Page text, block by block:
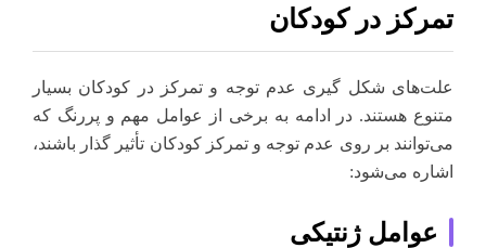
تمرکز در کودکان
علت‌های شکل گیری عدم توجه و تمرکز در کودکان بسیار
متنوع هستند. در ادامه به برخی از عوامل مهم و پررنگ که
می‌توانند بر روی عدم توجه و تمرکز کودکان تأثیر گذار باشند،
اشاره می‌شود:
عوامل ژنتیکی